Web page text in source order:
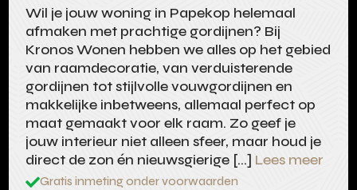
Wil je jouw woning in Papekop helemaal
afmaken met prachtige gordijnen? Bij
Kronos Wonen hebben we alles op het gebied
van raamdecoratie, van verduisterende
gordijnen tot stijlvolle vouwgordijnen en
makkelijke inbetweens, allemaal perfect op
maat gemaakt voor elk raam. Zo geef je
jouw interieur niet alleen sfeer, maar houd je
direct de zon én nieuwsgierige […] Lees meer
Gratis inmeting onder voorwaarden